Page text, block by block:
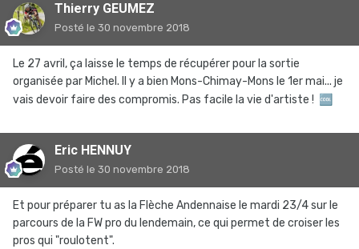
Thierry GEUMEZ
Posté le 30 novembre 2018
Le 27 avril, ça laisse le temps de récupérer pour la sortie
organisée par Michel. Il y a bien Mons-Chimay-Mons le 1er mai... je
vais devoir faire des compromis. Pas facile la vie d'artiste ! 🆒
Eric HENNUY
Posté le 30 novembre 2018
Et pour préparer tu as la Flèche Andennaise le mardi 23/4 sur le
parcours de la FW pro du lendemain, ce qui permet de croiser les
pros qui "roulotent".